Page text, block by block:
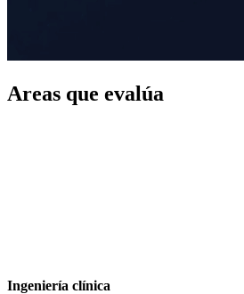
Areas que evalúa
Ingeniería clínica